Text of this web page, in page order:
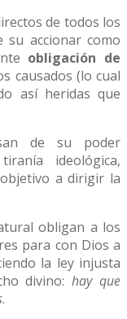
de todos los
su accionar como
obligación de
causados (lo cual
así heridas que
de su poder
ideológica,
a dirigir la
obligan a los
para con Dios a
la ley injusta
divino:hay que
.